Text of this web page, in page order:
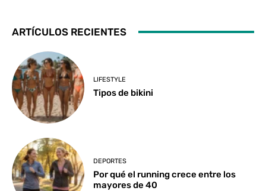
ARTÍCULOS RECIENTES
LIFESTYLE
Tipos de bikini
DEPORTES
Por qué el running crece entre los
mayores de 40